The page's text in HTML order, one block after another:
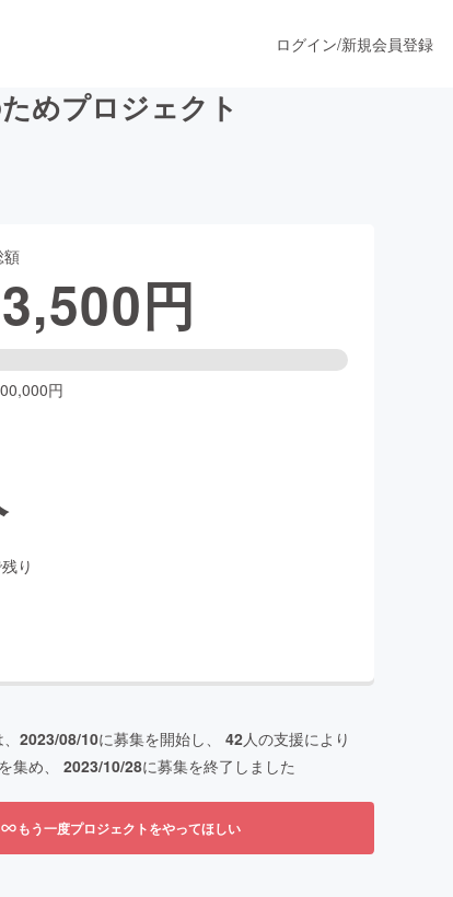
ファッション
ログイン/新規会員登録
めプロジェクト
額
円
円
り
2023/08/10に募集を開始し、 42人の支援により
集め、 2023/10/28に募集を終了しました
もう一度プロジェクトをやってほしい